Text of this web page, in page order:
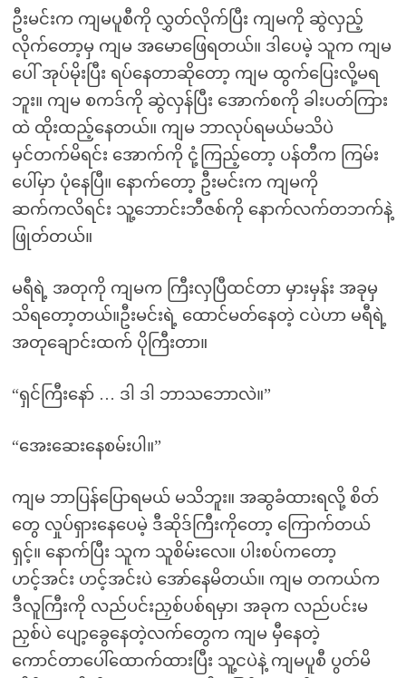
ဦးမင်းက ကျမပူစီကို လွှတ်လိုက်ပြီး ကျမကို ဆွဲလှည့်
လိုက်တော့မှ ကျမ အမောဖြေရတယ်။ ဒါပေမဲ့ သူက ကျမ
ပေါ် အုပ်မိုးပြီး ရပ်နေတာဆိုတော့ ကျမ ထွက်ပြေးလို့မရ
ဘူး။ ကျမ စကဒ်ကို ဆွဲလှန်ပြီး အောက်စကို ခါးပတ်ကြား
ထဲ ထိုးထည့်နေတယ်။ ကျမ ဘာလုပ်ရမယ်မသိပဲ
မှင်တက်မိရင်း အောက်ကို ငုံ့ကြည့်တော့ ပန်တီက ကြမ်း
ပေါ်မှာ ပုံနေပြီ။ နောက်တော့ ဦးမင်းက ကျမကို
ဆက်ကလိရင်း သူ့ဘောင်းဘီဇစ်ကို နောက်လက်တဘက်နဲ့
ဖြုတ်တယ်။
မရီရဲ့ အတုကို ကျမက ကြီးလှပြီထင်တာ မှားမှန်း အခုမှ
သိရတော့တယ်။ဦးမင်းရဲ့ ထောင်မတ်နေတဲ့ ငပဲဟာ မရီရဲ့
အတုချောင်းထက် ပိုကြီးတာ။
“ရှင်ကြီးနော် … ဒါ ဒါ ဘာသဘောလဲ။”
“အေးဆေးနေစမ်းပါ။”
ကျမ ဘာပြန်ပြောရမယ် မသိဘူး။ အဆွခံထားရလို့ စိတ်
တွေ လှုပ်ရှားနေပေမဲ့ ဒီဆိုဒ်ကြီးကိုတော့ ကြောက်တယ်
ရှင့်။ နောက်ပြီး သူက သူစိမ်းလေ။ ပါးစပ်ကတော့
ဟင့်အင်း ဟင့်အင်းပဲ အော်နေမိတယ်။ ကျမ တကယ်က
ဒီလူကြီးကို လည်ပင်းညှစ်ပစ်ရမှာ၊ အခုက လည်ပင်းမ
ညှစ်ပဲ ပျော့ခွေနေတဲ့လက်တွေက ကျမ မှီနေတဲ့
ကောင်တာပေါ်ထောက်ထားပြီး သူ့ငပဲနဲ့ ကျမပူစီ ပွတ်မိ